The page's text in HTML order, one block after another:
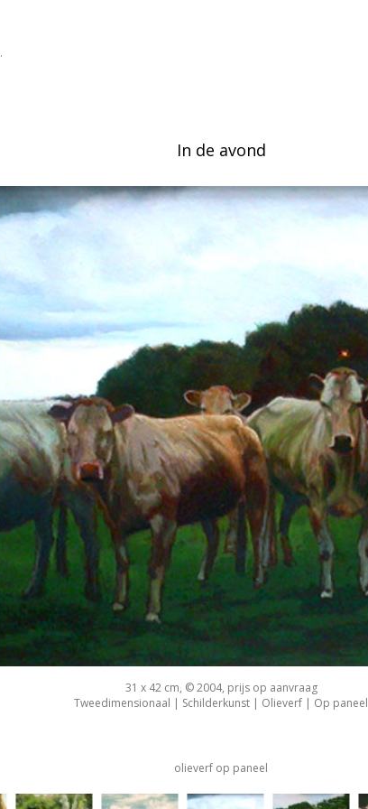
.
In de avond
31 x 42 cm, © 2004, prijs op aanvraag
Tweedimensionaal | Schilderkunst | Olieverf | Op paneel
olieverf op paneel